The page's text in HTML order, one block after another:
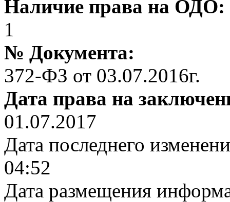
Наличие права на ОДО:
1
№ Документа:
372-ФЗ от 03.07.2016г.
Дата права на
01.07.2017
Дата последнего
04:52
Дата размещения